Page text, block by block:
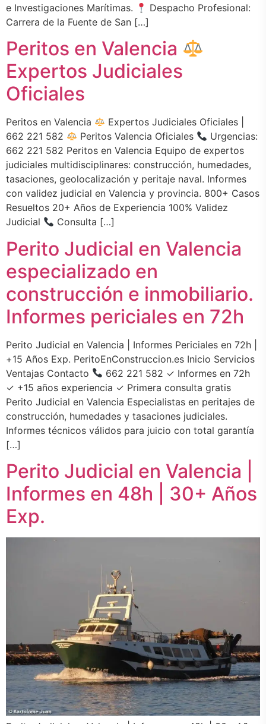
e Investigaciones Marítimas.
Despacho Profesional:
Carrera de la Fuente de San […]
Peritos en Valencia
Expertos Judiciales
Oficiales
Peritos en Valencia
Expertos Judiciales Oficiales |
662 221 582
Peritos Valencia Oficiales
Urgencias:
662 221 582 Peritos en Valencia Equipo de expertos
judiciales multidisciplinares: construcción, humedades,
tasaciones, geolocalización y peritaje naval. Informes
con validez judicial en Valencia y provincia. 800+ Casos
Resueltos 20+ Años de Experiencia 100% Validez
Judicial
Consulta […]
Perito Judicial en Valencia
especializado en
construcción e inmobiliario.
Informes periciales en 72h
Perito Judicial en Valencia | Informes Periciales en 72h |
+15 Años Exp. PeritoEnConstruccion.es Inicio Servicios
Ventajas Contacto
662 221 582 ✓ Informes en 72h
✓ +15 años experiencia ✓ Primera consulta gratis
Perito Judicial en Valencia Especialistas en peritajes de
construcción, humedades y tasaciones judiciales.
Informes técnicos válidos para juicio con total garantía
[…]
Perito Judicial en Valencia |
Informes en 48h | 30+ Años
Exp.